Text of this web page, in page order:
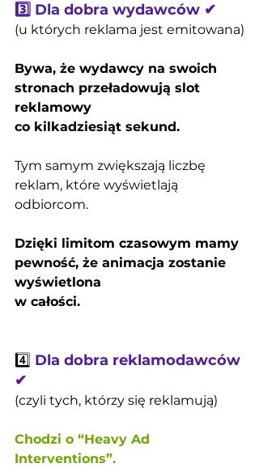
3️⃣ Dla dobra wydawców ✔
(u których reklama jest emitowana)
Bywa, że wydawcy na swoich
stronach przeładowują slot
reklamowy
co kilkadziesiąt sekund.
Tym samym zwiększają liczbę
reklam, które wyświetlają
odbiorcom.
Dzięki limitom czasowym mamy
pewność, że animacja zostanie
wyświetlona
w całości.
4️⃣ Dla dobra reklamodawców
✔
(czyli tych, którzy się reklamują)
Chodzi o “Heavy Ad
Interventions”.